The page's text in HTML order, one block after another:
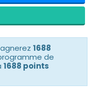
1688
de
1688 points